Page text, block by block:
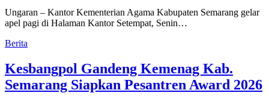
Ungaran – Kantor Kementerian Agama Kabupaten Semarang gelar
apel pagi di Halaman Kantor Setempat, Senin…
Berita
Kesbangpol Gandeng Kemenag Kab.
Semarang Siapkan Pesantren Award 2026